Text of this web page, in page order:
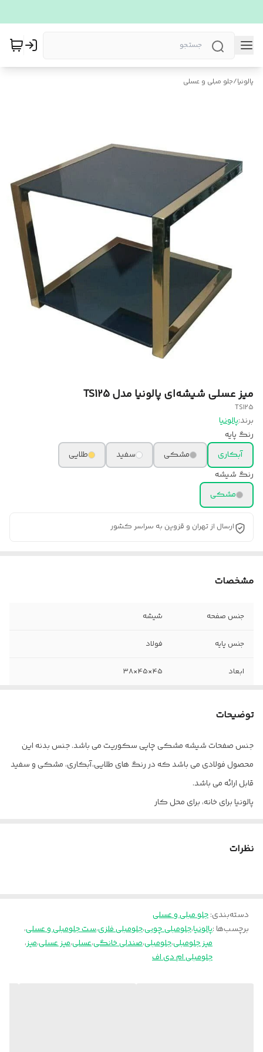
پالونیا/جلو مبلی و عسلی
میز عسلی شیشه‌ای پالونیا مدل TS125
TS125
برند:پالونیا
رنگ پایه
آبکاری
مشکی سفید
طلایی
رنگ شیشه
مشکی
ارسال از تهران و قزوین به سراسر کشور
مشخصات
جنس صفحه شیشه
جنس پایه فولاد
ابعاد 45×45×۳۸
توضیحات
جنس صفحات شیشه مشکی چاپی سکوریت می باشد. جنس بدنه این
محصول فولادی می باشد که در رنگ های طلایی،آبکاری، مشکی و سفید
قابل ارائه می باشد.
پالونیا برای خانه، برای محل کار
نظرات
دسته‌بندی:جلو مبلی و عسلی
برچسب‌ها :پالونیا،جلومبلی چوبی،جلومبلی فلزی،ست جلومبلی و عسلی،
میز جلومبلی،جلومبلی،صندلی خانگی،عسلی،میز عسلی،میز،
جلومبلی ام دی اف